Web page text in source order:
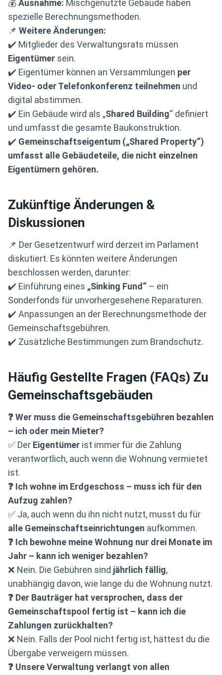
💰Ausnahme: Mischgenutzte Gebäude haben
spezielle Berechnungsmethoden.
📌 Weitere Änderungen:
✔️ Mitglieder des Verwaltungsrats müssen
Eigentümer sein.
✔️ Eigentümer können an Versammlungen per
Video- oder Telefonkonferenz teilnehmen und
digital abstimmen.
✔️ Ein Gebäude wird als „Shared Building“ definiert
und umfasst die gesamte Baukonstruktion.
✔️ Gemeinschaftseigentum („Shared Property“)
umfasst alle Gebäudeteile, die nicht einzelnen
Eigentümern gehören.
Zukünftige Änderungen &
Diskussionen
📌 Der Gesetzentwurf wird derzeit im Parlament
diskutiert. Es könnten weitere Änderungen
beschlossen werden, darunter:
✔️ Einführung eines „Sinking Fund“ – ein
Sonderfonds für unvorhergesehene Reparaturen.
✔️ Anpassungen an der Berechnungsmethode der
Gemeinschaftsgebühren.
✔️ Zusätzliche Bestimmungen zum Brandschutz.
Häufig Gestellte Fragen (FAQs) Zu
Gemeinschaftsgebäuden
❓ Wer muss die Gemeinschaftsgebühren bezahlen
– ich oder mein Mieter?
✅ Der Eigentümer ist immer für die Zahlung
verantwortlich, auch wenn die Wohnung vermietet
ist.
❓ Ich wohne im Erdgeschoss – muss ich für den
Aufzug zahlen?
✅ Ja, auch wenn du ihn nicht nutzt, musst du für
alle Gemeinschaftseinrichtungen aufkommen.
❓ Ich bewohne meine Wohnung nur drei Monate im
Jahr – kann ich weniger bezahlen?
❌ Nein. Die Gebühren sind jährlich fällig,
unabhängig davon, wie lange du die Wohnung nutzt.
❓ Der Bauträger hat versprochen, dass der
Gemeinschaftspool fertig ist – kann ich die
Zahlungen zurückhalten?
❌ Nein. Falls der Pool nicht fertig ist, hättest du die
Übergabe verweigern müssen.
❓ Unsere Verwaltung verlangt von allen